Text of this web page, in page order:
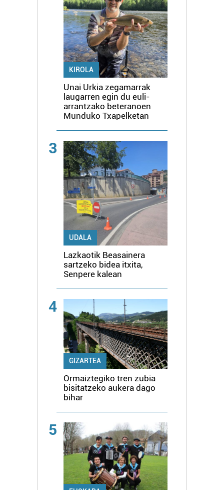
KIROLA
Unai Urkia zegamarrak
laugarren egin du euli-
arrantzako beteranoen
Munduko Txapelketan
3
UDALA
Lazkaotik Beasainera
sartzeko bidea itxita,
Senpere kalean
4
GIZARTEA
Ormaiztegiko tren zubia
bisitatzeko aukera dago
bihar
5